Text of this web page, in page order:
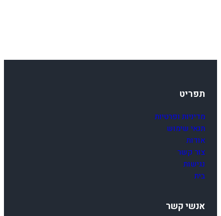
תפריט
מדיניות ופרטיות
תנאי שימוש
אודות
צור קשר
נגישות
בית
אנשי קשר